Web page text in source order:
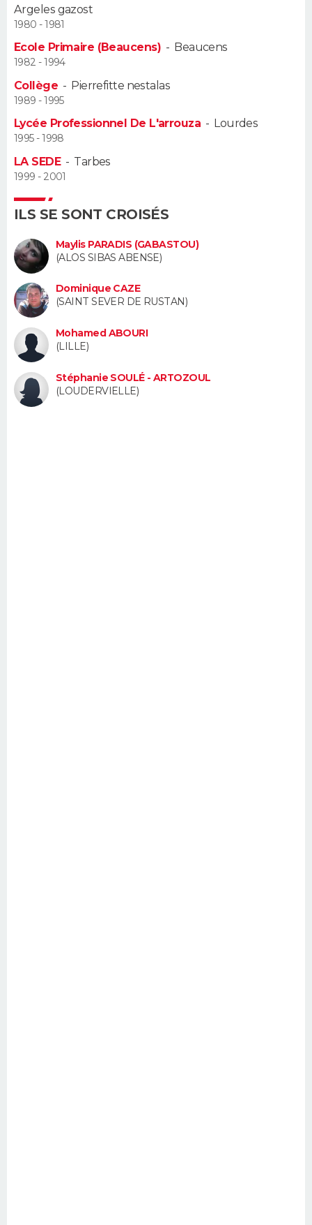
Alimentation
Guide de la santé
Maladies
Médicaments
Sommeil
Destinations
City break
Voyage nature
Voyage de noces
Forum
Climat
+
PHOTO
GUIDES D'ACHAT
BONS PLANS
CARTE DE VOEUX
Dictionnaire
Biographies
Citations
Expressions
Proverbes
COPAINS D'AVANT
S'inscrire
Se connecter
Lycées
Collèges
Primaires
Universités
Entreprises
Service militaire
Avis de recherche
AVIS DE DÉCÈS
Bricolage
Lifestyle
Culture
Sport
Auto
Television
Voyage
Cinema
Argeles gazost
1980 - 1981
Ecole Primaire (Beaucens) - Beaucens
1982 - 1994
Collège - Pierrefitte nestalas
1989 - 1995
Lycée Professionnel De L'arrouza - Lourdes
1995 - 1998
LA SEDE- Tarbes
1999 - 2001
ILS SE SONT CROISÉS
Maylis PARADIS (GABASTOU)
(ALOS SIBAS ABENSE)
Dominique CAZE
(SAINT SEVER DE RUSTAN)
Mohamed ABOURI
(LILLE)
Stéphanie SOULÉ - ARTOZOUL
(LOUDERVIELLE)